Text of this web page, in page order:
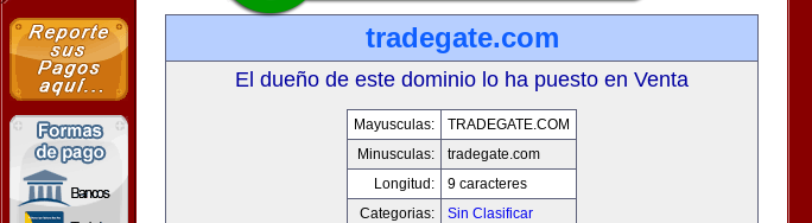
tradegate.com
El dueño de este dominio lo ha puesto en Venta
Mayusculas:
TRADEGATE.COM
Minusculas:
tradegate.com
Longitud:
9 caracteres
Categorias:
Sin Clasificar